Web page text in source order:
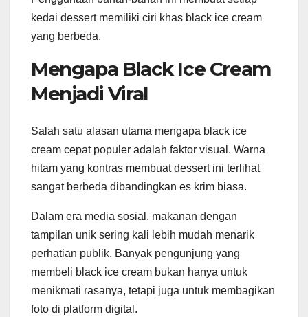
kedai dessert memiliki ciri khas black ice cream
yang berbeda.
Mengapa Black Ice Cream
Menjadi Viral
Salah satu alasan utama mengapa black ice
cream cepat populer adalah faktor visual. Warna
hitam yang kontras membuat dessert ini terlihat
sangat berbeda dibandingkan es krim biasa.
Dalam era media sosial, makanan dengan
tampilan unik sering kali lebih mudah menarik
perhatian publik. Banyak pengunjung yang
membeli black ice cream bukan hanya untuk
menikmati rasanya, tetapi juga untuk membagikan
foto di platform digital.